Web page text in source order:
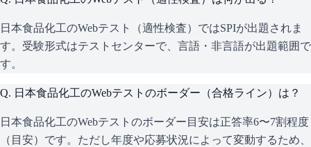
日本食品化工のWebテスト（適性検査）ではSPIが出題されま
す。受験形式はテストセンターで、言語・非言語が出題範囲で
す。
Q. 日本食品化工のWebテストのボーダー（合格ライン）は？
日本食品化工のWebテストのボーダー目安は正答率6〜7割程度
（目安）です。ただし年度や応募状況によって変動するため、